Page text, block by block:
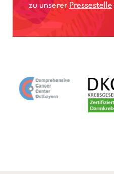
zu unserer Pressestelle